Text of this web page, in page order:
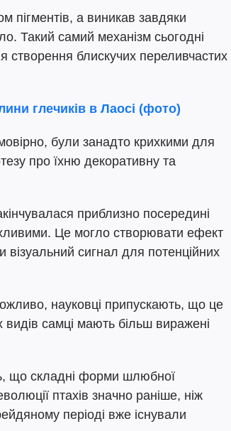
пігментів, а виникав завдяки
Такий самий механізм сьогодні
створення блискучих переливчастих
глечиків в Лаосі (фото)
були занадто крихкими для
про їхню декоративну та
приблизно посередині
Це могло створювати ефект
сигнал для потенційних
науковці припускають, що це
видів самці мають більш виражені
що складні форми шлюбної
птахів значно раніше, ніж
періоді вже існували